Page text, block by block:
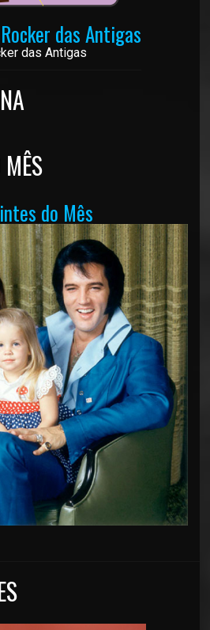
das Antigas
das Antigas
do Mês